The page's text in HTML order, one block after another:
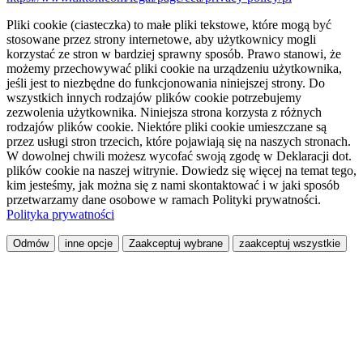
Pliki cookie (ciasteczka) to małe pliki tekstowe, które mogą być
stosowane przez strony internetowe, aby użytkownicy mogli
korzystać ze stron w bardziej sprawny sposób. Prawo stanowi, że
możemy przechowywać pliki cookie na urządzeniu użytkownika,
jeśli jest to niezbędne do funkcjonowania niniejszej strony. Do
wszystkich innych rodzajów plików cookie potrzebujemy
zezwolenia użytkownika. Niniejsza strona korzysta z różnych
rodzajów plików cookie. Niektóre pliki cookie umieszczane są
przez usługi stron trzecich, które pojawiają się na naszych stronach.
W dowolnej chwili możesz wycofać swoją zgodę w Deklaracji dot.
plików cookie na naszej witrynie. Dowiedz się więcej na temat tego,
kim jesteśmy, jak można się z nami skontaktować i w jaki sposób
przetwarzamy dane osobowe w ramach Polityki prywatności.
Polityka prywatności
Odmów inne opcje Zaakceptuj wybrane zaakceptuj wszystkie